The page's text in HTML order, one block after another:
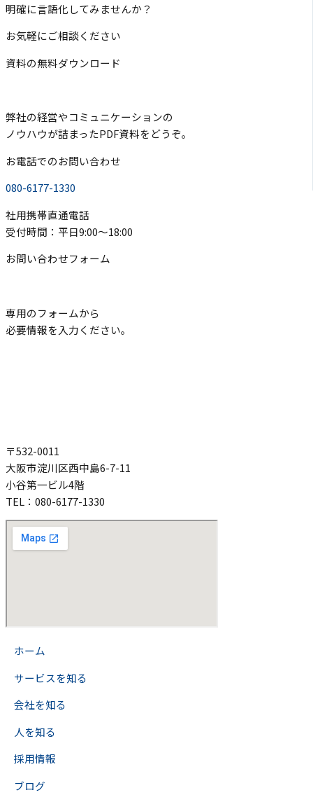
明確に言語化してみませんか？
お気軽にご相談ください
資料の無料ダウンロード
弊社の経営やコミュニケーションの
ノウハウが詰まったPDF資料をどうぞ。
お電話でのお問い合わせ
080-6177-1330
社用携帯直通電話
受付時間：平日9:00〜18:00
お問い合わせフォーム
専用のフォームから
必要情報を入力ください。
〒532-0011
大阪市淀川区西中島6-7-11
小谷第一ビル4階
TEL：080-6177-1330
ホーム
サービスを知る
会社を知る
人を知る
採用情報
ブログ